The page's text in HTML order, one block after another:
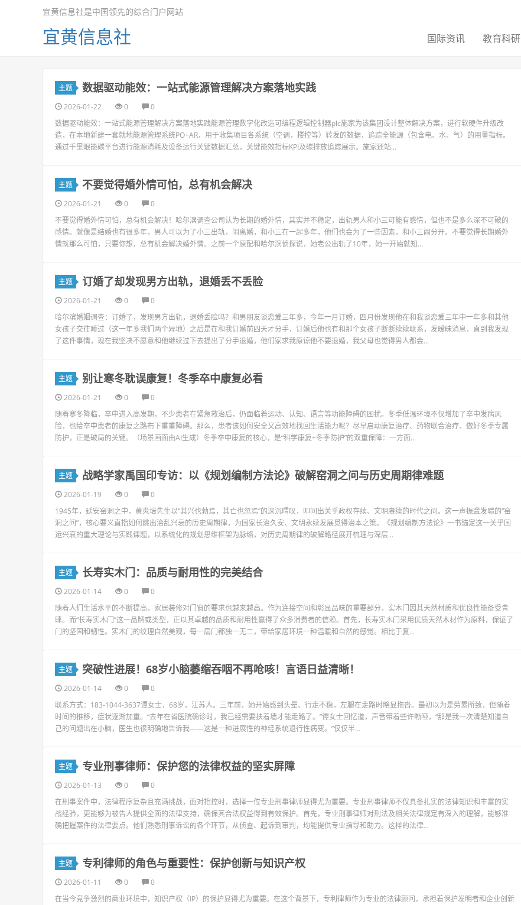
宜黄信息社是中国领先的综合门户网站
宜黄信息社 国际资讯 教育科研
主题 数据驱动能效：一站式能源管理解决方案落地实践
2026-01-22 0
0
数据驱动能效：一站式能源管理解决方案落地实践能源管理数字化改造可编程逻辑控制器plc施家为该集团设计整体解决方案，进行软硬件升级改
造，在本地新建一套就地能源管理系统PO+AR，用于收集项目各系统（空调，楼控等）转发的数据，追踪全能源（包含电、水、气）的用量指标。
通过千里眼能碳平台进行能源消耗及设备运行关键数据汇总，关键能效指标KPI及碳排放追踪展示。施家还站...
主题 不要觉得婚外情可怕，总有机会解决
2026-01-21 0
0
不要觉得婚外情可怕，总有机会解决！哈尔滨调查公司认为长期的婚外情，其实并不稳定，出轨男人和小三可能有感情，但也不是多么深不可破的
感情。就像是结婚也有很多年，男人可以为了小三出轨，闹离婚，和小三在一起多年，他们也会为了一些因素，和小三闹分开。不要觉得长期婚外
情就那么可怕，只要你想，总有机会解决婚外情。之前一个原配和哈尔滨侦探说，她老公出轨了10年，她一开始就知...
主题 订婚了却发现男方出轨，退婚丢不丢脸
2026-01-21 0
0
哈尔滨婚姻调查：订婚了，发现男方出轨，退婚丢脸吗？和男朋友谈恋爱三年多，今年一月订婚，四月份发现他在和我谈恋爱三年中一年多和其他
女孩子交往睡过（这一年多我们两个异地）之后是在和我订婚前四天才分手，订婚后他也有和那个女孩子断断续续联系，发暧昧消息，直到我发现
了这件事情，现在我坚决不愿意和他继续过下去提出了分手退婚，他们家求我原谅他不要退婚，我父母也觉得男人都会...
主题 别让寒冬耽误康复！冬季卒中康复必看
2026-01-21 0
0
随着寒冬降临，卒中进入高发期，不少患者在紧急救治后，仍面临着运动、认知、语言等功能障碍的困扰。冬季低温环境不仅增加了卒中发病风
险，也给卒中患者的康复之路布下重重障碍。那么，患者该如何安全又高效地找回生活能力呢？尽早启动康复治疗、药物联合治疗、做好冬季专属
防护，正是破局的关键。（场景画面由AI生成）冬季卒中康复的核心，是“科学康复+冬季防护”的双重保障：一方面...
主题 战略学家禹国印专访：以《规划编制方法论》破解窑洞之问与历史周期律难题
2026-01-19 0
0
1945年，延安窑洞之中，黄炎培先生以“其兴也勃焉，其亡也忽焉”的深沉喟叹，叩问出关乎政权存续、文明赓续的时代之问。这一声振聋发聩的“窑
洞之问”，核心要义直指如何跳出治乱兴衰的历史周期律，为国家长治久安、文明永续发展觅得治本之策。《规划编制方法论》一书锚定这一关乎国
运兴衰的重大理论与实践课题，以系统化的规划思维框架为脉络，对历史周期律的破解路径展开梳理与深层...
主题 长寿实木门：品质与耐用性的完美结合
2026-01-14 0
0
随着人们生活水平的不断提高，家居装修对门窗的要求也越来越高。作为连接空间和彰显品味的重要部分，实木门因其天然材质和优良性能备受青
睐。而“长寿实木门”这一品牌或类型，正以其卓越的品质和耐用性赢得了众多消费者的信赖。首先，长寿实木门采用优质天然木材作为原料，保证了
门的坚固和韧性。实木门的纹理自然美观，每一扇门都独一无二，带给家居环境一种温暖和自然的感觉。相比于复...
主题 突破性进展！68岁小脑萎缩吞咽不再呛咳！言语日益清晰！
2026-01-14 0
0
联系方式：183-1044-3637谭女士，68岁，江苏人。三年前，她开始感到头晕、行走不稳，左腿在走路时略显拖沓。最初以为是劳累所致，但随着
时间的推移，症状逐渐加重。“去年在省医院确诊时，我已经需要扶着墙才能走路了。”谭女士回忆道，声音带着些许嘶哑，“那是我一次清楚知道自
己的问题出在小脑，医生也很明确地告诉我——这是一种进展性的神经系统退行性病变。”仅仅半...
主题 专业刑事律师：保护您的法律权益的坚实屏障
2026-01-13 0
0
在刑事案件中，法律程序复杂且充满挑战，面对指控时，选择一位专业刑事律师显得尤为重要。专业刑事律师不仅具备扎实的法律知识和丰富的实
战经验，更能够为被告人提供全面的法律支持，确保其合法权益得到有效保护。首先，专业刑事律师对刑法及相关法律规定有深入的理解，能够准
确把握案件的法律要点。他们熟悉刑事诉讼的各个环节，从侦查、起诉到审判，均能提供专业指导和助力。这样的法律...
主题 专利律师的角色与重要性：保护创新与知识产权
2026-01-11 0
0
在当今竞争激烈的商业环境中，知识产权（IP）的保护显得尤为重要。在这个背景下，专利律师作为专业的法律顾问，承担着保护发明者和企业创新